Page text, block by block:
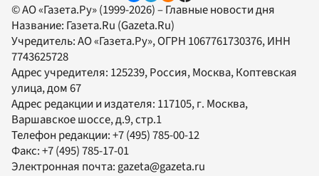
© АО «Газета.Ру» (1999-2026) – Главные новости дня
Название: Газета.Ru (Gazeta.Ru)
Учредитель:АО «Газета.Ру», ОГРН 1067761730376, ИНН
7743625728
Адрес учредителя: 125239, Россия, Москва, Коптевская
улица, дом 67
Адрес редакции и издателя: 117105, г. Москва,
Варшавское шоссе, д.9, стр.1
Телефон редакции:+7 (495) 785-00-12
Факс:+7 (495) 785-17-01
Электронная почта: gazeta@gazeta.ru